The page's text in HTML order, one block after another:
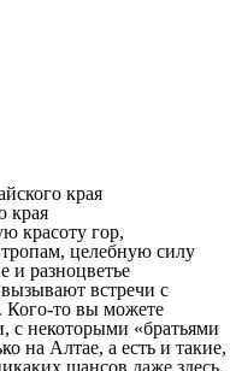
края
края
красоту гор,
целебную силу
и разноцветье
встречи с
то вы можете
с некоторыми «братьями
на Алтае, а есть и такие,
шансов даже здесь,